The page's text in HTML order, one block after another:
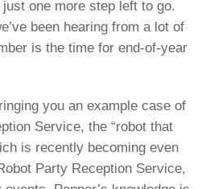
just one more step left to go.
been hearing from a lot of
is the time for end-of-year
you an example case of
Service, the “robot that
is recently becoming even
Party Reception Service,